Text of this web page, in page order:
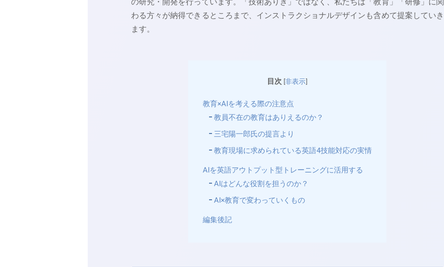
わる方々が納得できるところまで、インストラクショナルデザインも含めて提案していき
ます。
目次 [非表示]
教育×AIを考える際の注意点
教員不在の教育はありえるのか？
三宅陽一郎氏の提言より
教育現場に求められている英語4技能対応の実情
AIを英語アウトプット型トレーニングに活用する
AIはどんな役割を担うのか？
AI×教育で変わっていくもの
編集後記